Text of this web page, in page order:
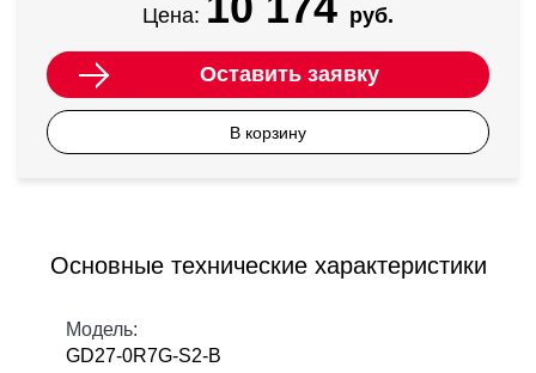
Цена: руб.
Оставить заявку
В корзину
Основные технические характеристики
Модель:
GD27-0R7G-S2-B